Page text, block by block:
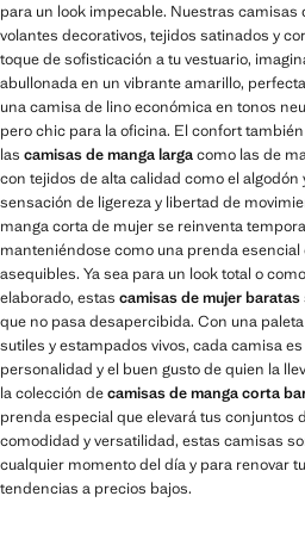
para un look impecable. Nuestras camisas
volantes decorativos, tejidos satinados y
toque de sofisticación a tu vestuario,
abullonada en un vibrante amarillo,
una camisa de lino económica en tonos
pero chic para la oficina. El confort
las camisas de manga largacomo las de
con tejidos de alta calidad como el algodón
sensación de ligereza y libertad de
manga corta de mujer se reinventa
manteniéndose como una prenda
asequibles. Ya sea para un look total o
elaborado, estas camisas de mujer baratas
que no pasa desapercibida. Con una
sutiles y estampados vivos, cada camisa
personalidad y el buen gusto de quien la
la colección decamisas de manga corta
prenda especial que elevará tus conjuntos
comodidad y versatilidad, estas camisas
cualquier momento del día y para renovar
tendencias a precios bajos.